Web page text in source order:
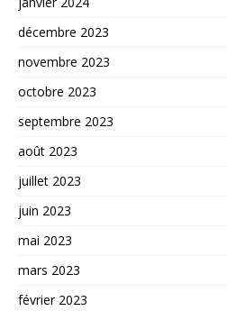
décembre 2023
novembre 2023
octobre 2023
septembre 2023
août 2023
juillet 2023
juin 2023
mai 2023
mars 2023
février 2023